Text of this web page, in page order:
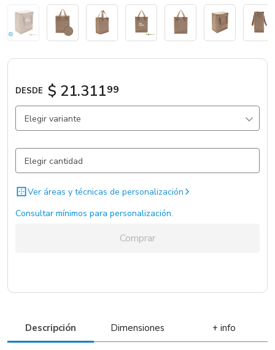
Sé partner
DESDE $ 21.31199
Elegir variante
Beige / Kaki / Beige / kaki / . 3215 un.
Ver áreas y técnicas de personalización
Consultar mínimos para personalización.
Comprar
Descripción Dimensiones + info